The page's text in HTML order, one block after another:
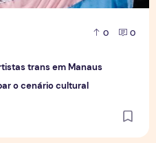
0 0
trans em Manaus
o cenário cultural